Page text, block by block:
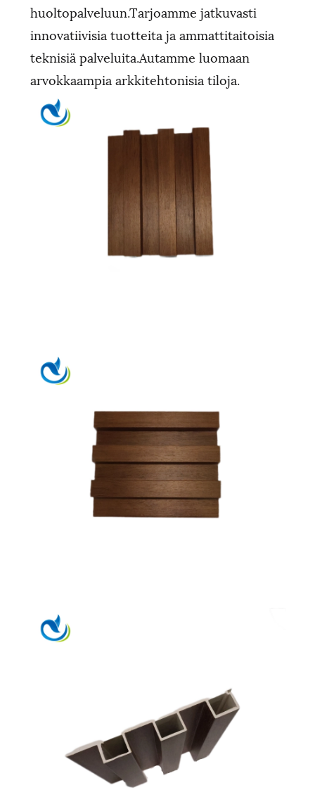
huoltopalveluun.Tarjoamme jatkuvasti
innovatiivisia tuotteita ja ammattitaitoisia
teknisiä palveluita.Autamme luomaan
arvokkaampia arkkitehtonisia tiloja.